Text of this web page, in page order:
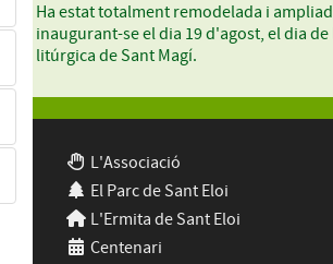
Ha estat totalment remodelada i
inaugurant-se el dia 19 d'agost, el dia
litúrgica de Sant Magí.
L'Associació
El Parc de Sant Eloi
L'Ermita de Sant Eloi
Centenari